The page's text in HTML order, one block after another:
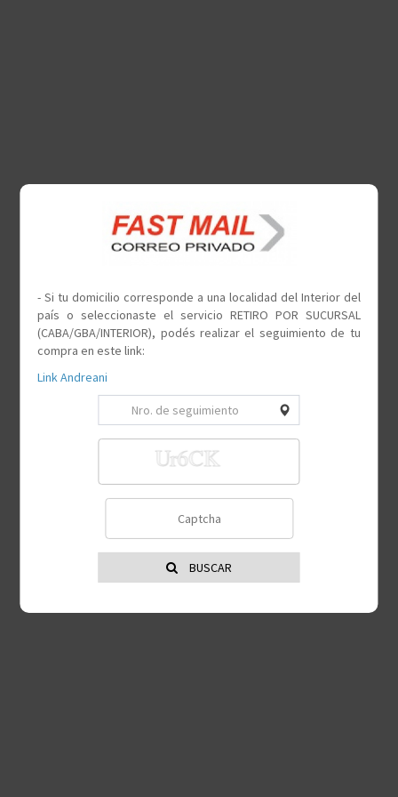
- Si tu domicilio corresponde a una localidad del Interior del
país o seleccionaste el servicio RETIRO POR SUCURSAL
(CABA/GBA/INTERIOR), podés realizar el seguimiento de tu
compra en este link:
Link Andreani
BUSCAR